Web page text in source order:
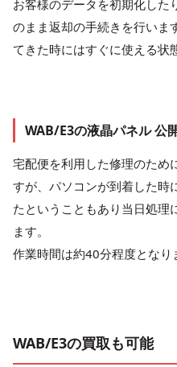
お客様のデータを初期化した
のまま返却の手続きを行いま
てきた時にはすぐに使える状
WAB/E3の液晶パネル 公
宅配便を利用した修理のため
すが、パソコンが到着した時
たということもあり当日処理
ます。
作業時間は約40分程度となり
WAB/E3の買取も可能